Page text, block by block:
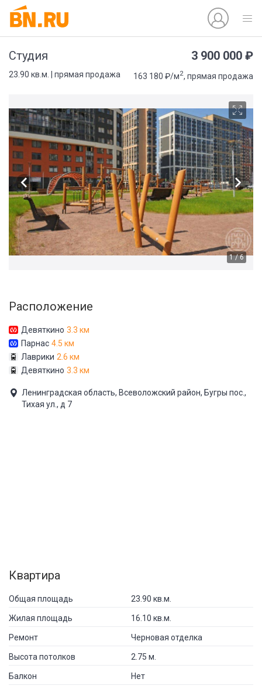
Студия 3 900 000 ₽
23.90 кв.м. | прямая продажа 163 180 ₽/м2, прямая продажа
1 / 6
Расположение
Девяткино 3.3 км
Парнас 4.5 км
Лаврики 2.6 км
Девяткино 3.3 км
Ленинградская область, Всеволожский район, Бугры пос.,
Тихая ул., д 7
Квартира
Общая площадь 23.90 кв.м.
Жилая площадь 16.10 кв.м.
Ремонт Черновая отделка
Высота потолков 2.75 м.
Балкон Нет